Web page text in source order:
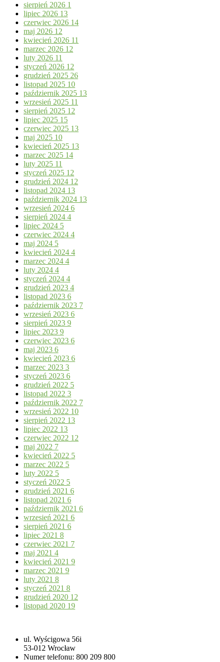
sierpień 2026 1
lipiec 2026 13
czerwiec 2026 14
maj 2026 12
kwiecień 2026 11
marzec 2026 12
luty 2026 11
styczeń 2026 12
grudzień 2025 26
listopad 2025 10
październik 2025 13
wrzesień 2025 11
sierpień 2025 12
lipiec 2025 15
czerwiec 2025 13
maj 2025 10
kwiecień 2025 13
marzec 2025 14
luty 2025 11
styczeń 2025 12
grudzień 2024 12
listopad 2024 13
październik 2024 13
wrzesień 2024 6
sierpień 2024 4
lipiec 2024 5
czerwiec 2024 4
maj 2024 5
kwiecień 2024 4
marzec 2024 4
luty 2024 4
styczeń 2024 4
grudzień 2023 4
listopad 2023 6
październik 2023 7
wrzesień 2023 6
sierpień 2023 9
lipiec 2023 9
czerwiec 2023 6
maj 2023 6
kwiecień 2023 6
marzec 2023 3
styczeń 2023 6
grudzień 2022 5
listopad 2022 3
październik 2022 7
wrzesień 2022 10
sierpień 2022 13
lipiec 2022 13
czerwiec 2022 12
maj 2022 7
kwiecień 2022 5
marzec 2022 5
luty 2022 5
styczeń 2022 5
grudzień 2021 6
listopad 2021 6
październik 2021 6
wrzesień 2021 6
sierpień 2021 6
lipiec 2021 8
czerwiec 2021 7
maj 2021 4
kwiecień 2021 9
marzec 2021 9
luty 2021 8
styczeń 2021 8
grudzień 2020 12
listopad 2020 19
Opinie
Klientów
ul. Wyścigowa 56i
53-012 Wrocław
Numer telefonu: 800 209 800